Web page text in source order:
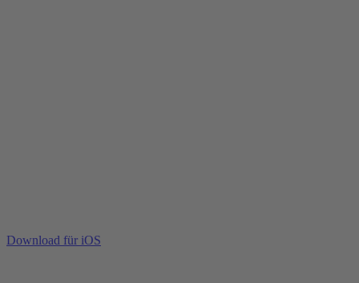
Download für iOS